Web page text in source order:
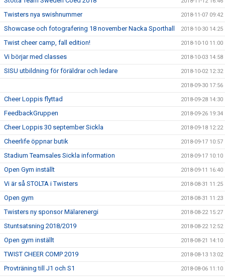
Twisters nya swishnummer 2018-11-07 09:42
Showcase och fotografering 18 november Nacka Sporthall 2018-10-30 14:25
Twist cheer camp, fall edition! 2018-10-10 11:00
Vi börjar med classes 2018-10-03 14:58
SISU utbildning för föräldrar och ledare 2018-10-02 12:32
2018-09-30 17:56
Cheer Loppis flyttad 2018-09-28 14:30
FeedbackGruppen 2018-09-26 19:34
Cheer Loppis 30 september Sickla 2018-09-18 12:22
Cheerlife öppnar butik 2018-09-17 10:57
Stadium Teamsales Sickla information 2018-09-17 10:10
Open Gym inställt 2018-09-11 16:40
Vi är så STOLTA i Twisters 2018-08-31 11:25
Open gym 2018-08-31 11:23
Twisters ny sponsor Mälarenergi 2018-08-22 15:27
Stuntsatsning 2018/2019 2018-08-22 12:52
Open gym inställt 2018-08-21 14:10
TWIST CHEER COMP 2019 2018-08-13 13:02
Provträning till J1 och S1 2018-08-06 11:10